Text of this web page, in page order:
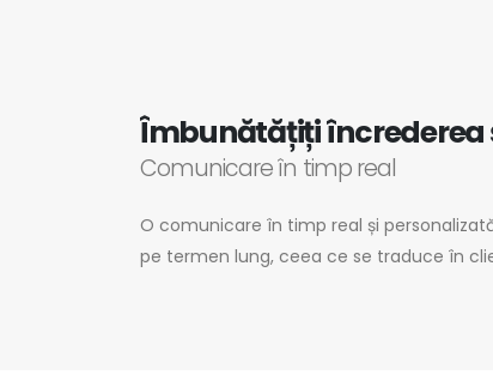
Îmbunătățiți încrederea
Comunicare în timp real
O comunicare în timp real și
pe termen lung, ceea ce se traduce în